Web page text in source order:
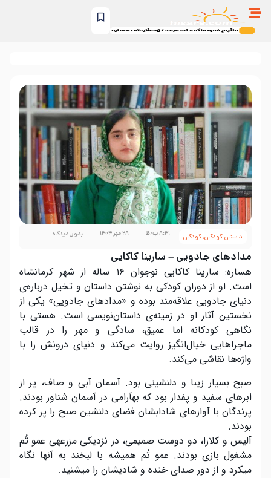
داستان کودکان,کودکان ۸:۴۱ ب٫ظ ۲۸ مهر ۱۴۰۴ بدون دیدگاه
مدادهای جادویی – سارینا کاکایی
هساره: سارینا کاکایی نوجوان ۱۶ ساله از شهر کرمانشاه
است. او از دوران کودکی به نوشتن داستان و تخیل درباره‌ی
دنیای جادویی علاقه‌مند بوده و «مدادهای جادویی» یکی از
نخستین آثار او در زمینه‌ی داستان‌نویسی است. هستی با
نگاهی کودکانه اما عمیق، سادگی و مهر را در قالب
ماجراهایی خیال‌انگیز روایت می‌کند و دنیای درونش را با
واژه‌ها نقاشی می‌کند.
صبح بسیار زیبا و دلنشینی بود. آسمان آبی و صاف، پر از
ابرهای سفید و پفدار بود که بهآرامی در آسمان شناور بودند.
پرندگان با آوازهای شادابشان فضای دلنشین صبح را پر کرده
بودند.
آلیس و کلارا، دو دوست صمیمی، در نزدیکی مزرعهی عمو تُم
مشغول بازی بودند. عمو تُم همیشه با لبخند به آنها نگاه
میکرد و از دور صدای خنده و شادیشان را میشنید.